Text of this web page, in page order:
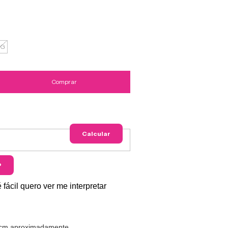
Alterar
CEP
Calcular
fácil quero ver me interpretar